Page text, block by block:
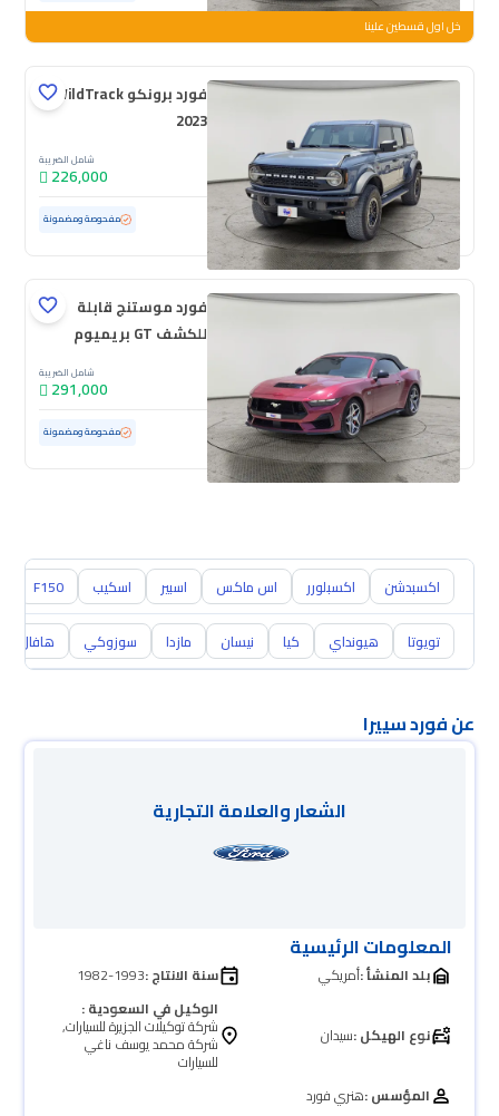
خل اول قسطين علينا
فورد برونكو WildTrack
2023
شامل الضريبة
226,000
مستعملة 65,572 كم مفحوصة ومضمونة
فورد موستنج قابلة
للكشف GT بريميوم
شامل الضريبة
291,000
مستعملة 4,630 كم ممشى قليل مفحوصة ومضمونة
اكسبدشن اكسبلورر اس ماكس اسبير اسكيب F150
تويوتا هيونداي كيا نيسان مازدا سوزوكي هافال
عن فورد سييرا
الشعار والعلامة التجارية
المعلومات الرئيسية
بلد المنشأ :أمريكي سنة الانتاج :1982-1993
نوع الهيكل :سيدان
الوكيل في السعودية :
شركة توكيلات الجزيرة للسيارات,
شركة محمد يوسف ناغي
للسيارات
المؤسس :هنري فورد